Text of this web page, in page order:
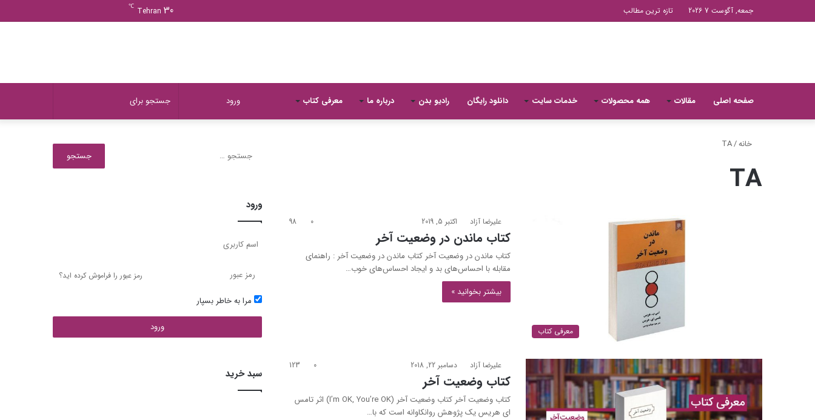
جمعه, آگوست 7 2026 تازه ترین مطالب Tehran 30
℃
صفحه اصلی مقالات همه محصولات خدمات سایت دانلود رایگان رادیو بدن درباره ما معرفی کتاب ورود
خانه/
TA
TA
معرفی کتاب
علیرضا آزاد اکتبر 5, 2019 0
98
کتاب ماندن در وضعیت آخر
کتاب ماندن در وضعیت آخر کتاب ماندن در وضعیت آخر : راهنمای
مقابله با احساس‌های بد و ایجاد احساس‌های خوب…
بیشتر بخوانید »
علیرضا آزاد دسامبر 22, 2018 0
123
کتاب وضعیت آخر
کتاب وضعیت آخر کتاب وضعیت آخر (I’m OK, You’re OK) اثر تامس
ای هریس یک پژوهش روانکاوانه است که با…
ورود
رمز عبور را فراموش کرده اید؟
مرا به خاطر بسپار
ورود
سبد خرید